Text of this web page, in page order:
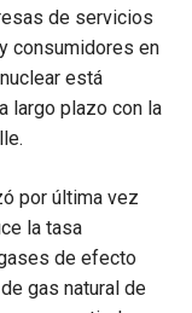
de servicios
consumidores en
está
largo plazo con la
por última vez
la tasa
de efecto
gas natural de